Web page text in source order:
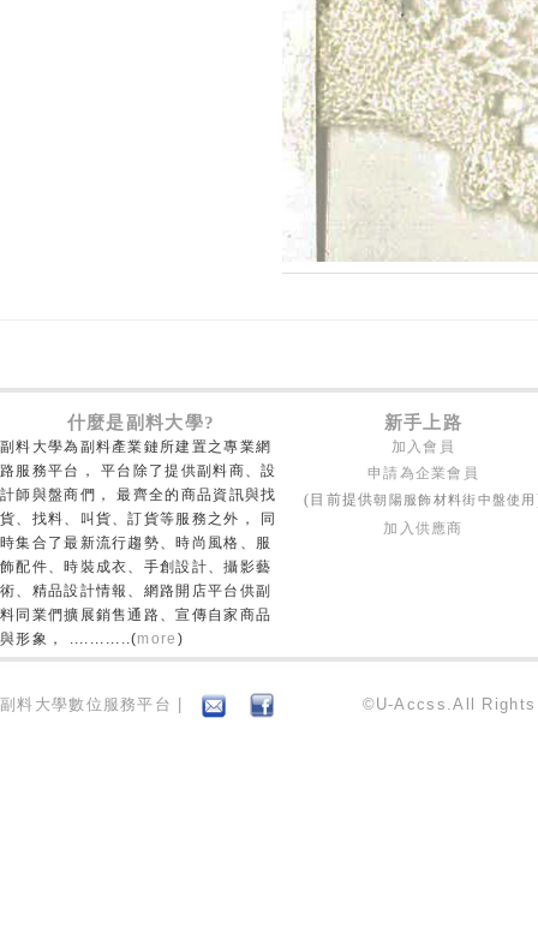
什麼是副料大學? 新手上路
副料大學為副料產業鏈所建置之專業網
路服務平台， 平台除了提供副料商、設
計師與盤商們， 最齊全的商品資訊與找
貨、找料、叫貨、訂貨等服務之外， 同
時集合了最新流行趨勢、時尚風格、服
飾配件、時裝成衣、手創設計、攝影藝
術、精品設計情報、網路開店平台供副
料同業們擴展銷售通路、宣傳自家商品
與形象， ............(more )
加入會員
申請為企業會員
(目前提供朝陽服飾材料街中盤使用
加入供應商
副料大學數位服務平台 | ©U-Accss.All Rights